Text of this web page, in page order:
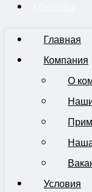
Главная
Компания
О
Наши
Условия